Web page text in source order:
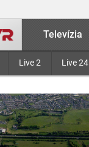
Televízia
Live 2 Live 24